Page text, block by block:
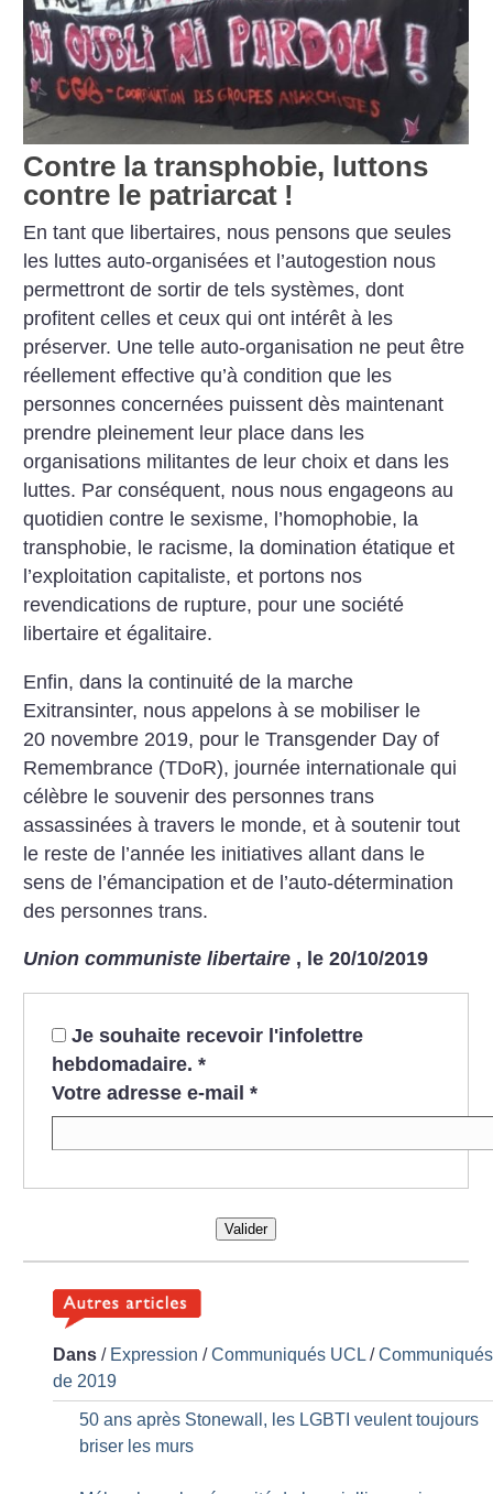
Contre la transphobie, luttons
contre le patriarcat !
En tant que libertaires, nous pensons que seules
les luttes auto-organisées et l’autogestion nous
permettront de sortir de tels systèmes, dont
profitent celles et ceux qui ont intérêt à les
préserver. Une telle auto-organisation ne peut être
réellement effective qu’à condition que les
personnes concernées puissent dès maintenant
prendre pleinement leur place dans les
organisations militantes de leur choix et dans les
luttes. Par conséquent, nous nous engageons au
quotidien contre le sexisme, l’homophobie, la
transphobie, le racisme, la domination étatique et
l’exploitation capitaliste, et portons nos
revendications de rupture, pour une société
libertaire et égalitaire.
Enfin, dans la continuité de la marche
Exitransinter, nous appelons à se mobiliser le
20 novembre 2019, pour le Transgender Day of
Remembrance (TDoR), journée internationale qui
célèbre le souvenir des personnes trans
assassinées à travers le monde, et à soutenir tout
le reste de l’année les initiatives allant dans le
sens de l’émancipation et de l’auto-détermination
des personnes trans.
Union communiste libertaire , le 20/10/2019
Je souhaite recevoir l'infolettre
hebdomadaire. *
Votre adresse e-mail *
Valider
Dans / Expression /Communiqués UCL /Communiqués
de 2019
50 ans après Stonewall, les LGBTI veulent toujours
briser les murs